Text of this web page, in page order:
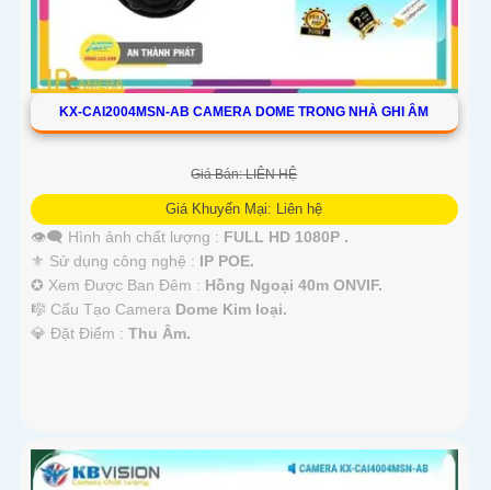
KX-CAI2004MSN-AB CAMERA DOME TRONG NHÀ GHI ÂM
Giá Bán: LIÊN HỆ
Giá Khuyến Mại: Liên hệ
👁️‍🗨 Hình ảnh chất lượng : FULL HD 1080P .
⚜️ Sử dụng công nghệ : IP POE.
✪ Xem Được Ban Đêm : Hồng Ngoại 40m ONVIF.
🎼️ Cấu Tạo Camera Dome Kim loại.
️💎 Đặt Điểm : Thu Âm.